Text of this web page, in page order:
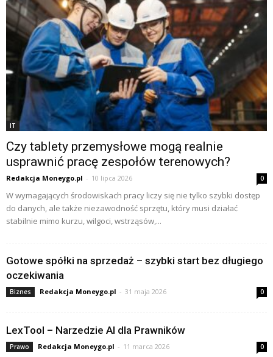
IT
Czy tablety przemysłowe mogą realnie
usprawnić pracę zespołów terenowych?
Redakcja Moneygo.pl - 10 lipca 2026 0
W wymagających środowiskach pracy liczy się nie tylko szybki dostęp
do danych, ale także niezawodność sprzętu, który musi działać
stabilnie mimo kurzu, wilgoci, wstrząsów,...
Gotowe spółki na sprzedaż – szybki start bez długiego
oczekiwania
Biznes Redakcja Moneygo.pl - 31 maja 2026 0
LexTool – Narzedzie AI dla Prawników
Prawo Redakcja Moneygo.pl - 11 marca 2026 0